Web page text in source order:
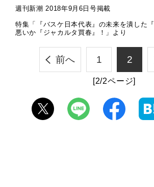
週刊新潮 2018年9月6日号掲載
特集「『バスケ日本代表』の未来を潰した
悪いか『ジャカルタ買春』！」より
前へ 1 2
[2/2ページ]